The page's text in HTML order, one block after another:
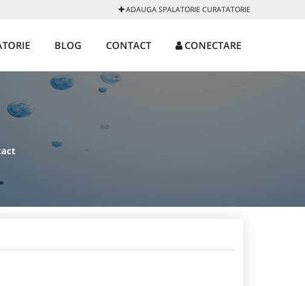
ADAUGA SPALATORIE CURATATORIE
BLOG CONTACT CONECTARE